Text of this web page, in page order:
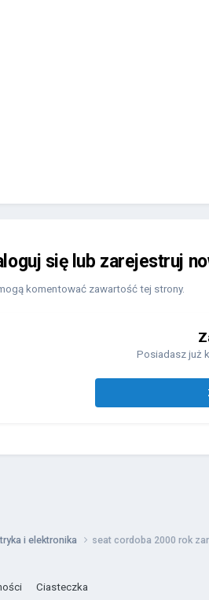
się lub zarejestruj
komentować zawartość tej strony.
Posiadasz już
i elektronika seat cordoba 2000 rok
Ciasteczka